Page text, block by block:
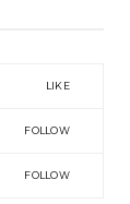
LIKE
FOLLOW
FOLLOW